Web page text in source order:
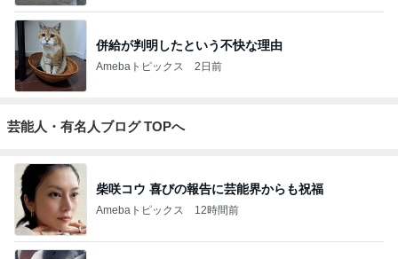
併給が判明したという不快な理由
Amebaトピックス 2日前
芸能人・有名人ブログ TOPへ
柴咲コウ 喜びの報告に芸能界からも祝福
Amebaトピックス 12時間前